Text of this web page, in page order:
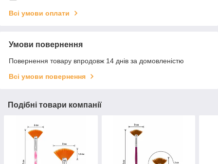
Всі умови оплати
Умови повернення
Повернення товару впродовж 14 днів за домовленістю
Всі умови повернення
Подібні товари компанії